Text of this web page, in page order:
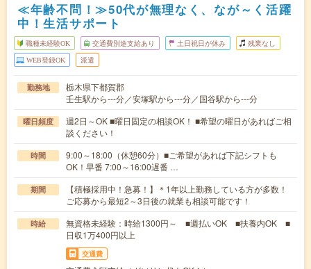
≪年齢不問！≫50代が無理なく、なが～く活躍
中！生活サポート
職種未経験OK 交通費別途支給あり 土日祝日が休み 残業なし
WEB登録OK 派遣
勤務地
栃木県下都賀郡
壬生駅から---分／安塚駅から---分／国谷駅から---分
曜日頻度
週2日～OK ■曜日固定の相談OK！ ■希望の曜日があればご相
談ください！
時間
9:00～18:00（休憩60分）■ご希望があれば下記シフトも
OK！早番 7:00～16:00遅番 …
期間
【積極採用中！急募！】＊1年以上勤務している方が多数！
ご応募から最短2～3日後の就業も相談可能です！
時給
無資格未経験：時給1300円～ ■週払いOK ■扶養内OK ■
日収1万400円以上
交通費